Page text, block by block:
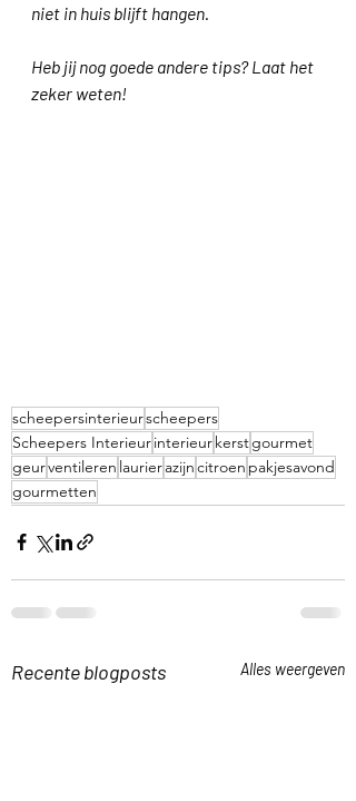
niet in huis blijft hangen.
Heb jij nog goede andere tips? Laat het
zeker weten!
scheepersinterieurscheepers
Scheepers Interieurinterieurkerstgourmet
geurventileren laurierazijncitroen pakjesavond
gourmetten
Recente blogposts Alles weergeven